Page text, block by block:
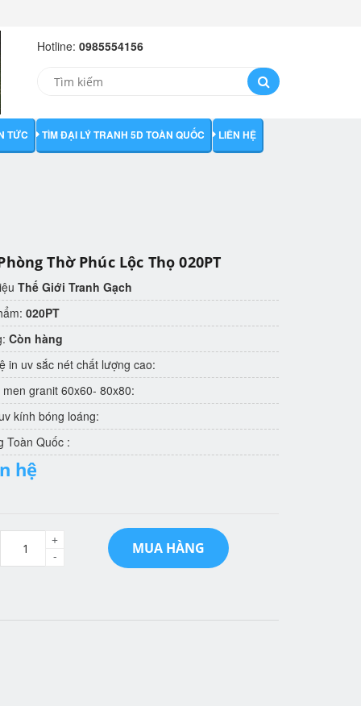
Hotline: 0985554156
TỨC TÌM ĐẠI LÝ TRANH 5D TOÀN QUỐC LIÊN HỆ
Thờ Phúc Lộc Thọ 020PT
Thế Giới Tranh Gạch
020PT
Còn hàng
in uv sắc nét chất lượng cao:
men granit 60x60- 80x80:
kính bóng loáng:
Toàn Quốc :
hệ
-
+ MUA HÀNG